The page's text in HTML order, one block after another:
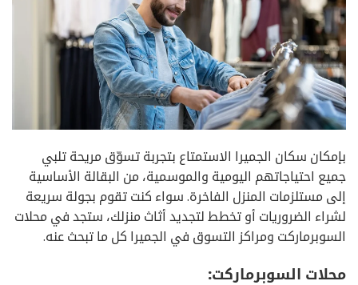
بإمكان سكان الجميرا الاستمتاع بتجربة تسوّق مريحة تلبي
جميع احتياجاتهم اليومية والموسمية، من البقالة الأساسية
إلى مستلزمات المنزل الفاخرة. سواء كنت تقوم بجولة سريعة
لشراء الضروريات أو تخطط لتجديد أثاث منزلك، ستجد في محلات
السوبرماركت ومراكز التسوق في الجميرا كل ما تبحث عنه.
محلات السوبرماركت: